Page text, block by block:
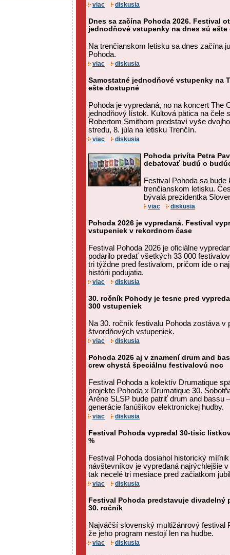
viac diskusia
Dnes sa začína Pohoda 2026. Festival
jednodňové vstupenky na dnes sú ešte
Na trenčianskom letisku sa dnes začína
Pohoda.
viac diskusia
Samostatné jednodňové vstupenky na
ešte dostupné
Pohoda je vypredaná, no na koncert The
jednodňový lístok. Kultová pätica na čele
Robertom Smithom predstaví vyše
stredu, 8. júla na letisku Trenčín.
viac diskusia
Pohoda privíta Petra
debatovať budú o
Festival Pohoda sa bude
trenčianskom letisku.
bývalá prezidentka
viac diskusia
Pohoda 2026 je vypredaná. Festival
vstupeniek v rekordnom čase
Festival Pohoda 2026 je oficiálne
podarilo predať všetkých 33 000
tri týždne pred festivalom, pričom ide o
histórii podujatia.
viac diskusia
30. ročník Pohody je tesne pred
300 vstupeniek
Na 30. ročník festivalu Pohoda zostáva v
štvordňových vstupeniek.
viac diskusia
Pohoda 2026 aj v znamení drum and
crew chystá špeciálnu festivalovú noc
Festival Pohoda a kolektív Drumatique
projekte Pohoda x Drumatique 30.
Aréne SLSP bude patriť drum and bassu
generácie fanúšikov elektronickej hudby.
viac diskusia
Festival Pohoda vypredal 30-tisíc
%
Festival Pohoda dosiahol historický
návštevníkov je vypredaná najrýchlejšie
tak necelé tri mesiace pred začiatkom
viac diskusia
Festival Pohoda predstavuje divadelný
30. ročník
Najväčší slovenský multižánrový festival
že jeho program nestojí len na hudbe.
viac diskusia